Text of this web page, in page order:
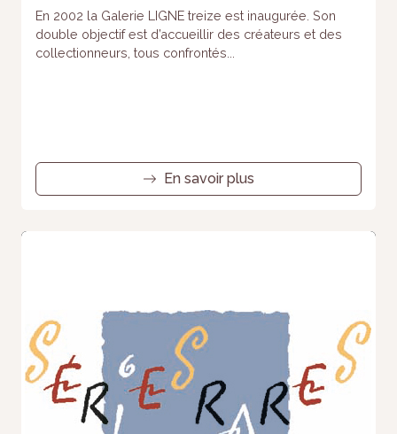
En 2002 la Galerie LIGNE treize est inaugurée. Son
double objectif est d’accueillir des créateurs et des
collectionneurs, tous confrontés...
En savoir plus
votre intérêt et
votre
contenu et
des offres